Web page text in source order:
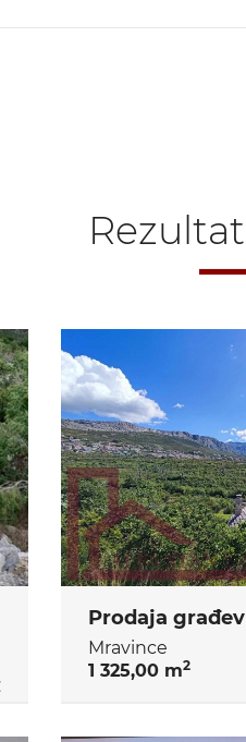
Mravince
1 325,00 m2